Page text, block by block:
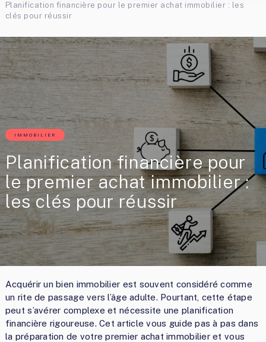
Planification financière pour le premier achat immobilier : les
clés pour réussir
IMMOBILIER
Planification financière pour
le premier achat immobilier :
les clés pour réussir
Acquérir un bien immobilier est souvent considéré comme
un rite de passage vers l’âge adulte. Pourtant, cette étape
peut s’avérer complexe et nécessite une planification
financière rigoureuse. Cet article vous guide pas à pas dans
la préparation de votre premier achat immobilier et vous